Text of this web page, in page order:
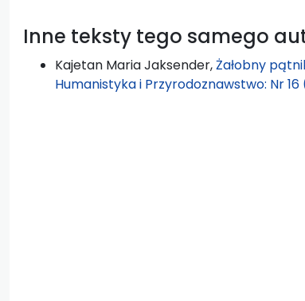
Inne teksty tego samego
Kajetan Maria Jaksender,Żałobny
Humanistyka i Przyrodoznawstwo: Nr 16